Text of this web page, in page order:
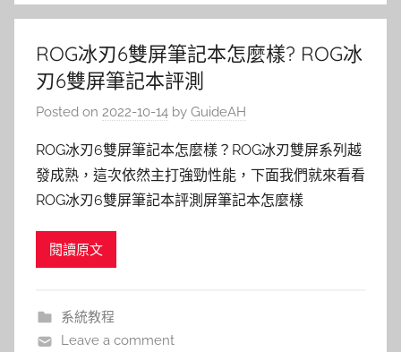
ROG冰刃6雙屏筆記本怎麼樣? ROG冰
刃6雙屏筆記本評測
Posted on 2022-10-14 by GuideAH
ROG冰刃6雙屏筆記本怎麼樣？ROG冰刃雙屏系列越
發成熟，這次依然主打強勁性能，下面我們就來看看
ROG冰刃6雙屏筆記本評測屏筆記本怎麼樣
閱讀原文
系統教程
Leave a comment